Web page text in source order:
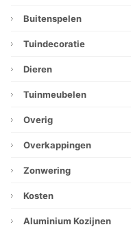
Buitenspelen
Tuindecoratie
Dieren
Tuinmeubelen
Overig
Overkappingen
Zonwering
Kosten
Aluminium Kozijnen